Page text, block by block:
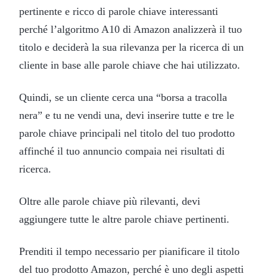
pertinente e ricco di parole chiave interessanti
perché l’algoritmo A10 di Amazon analizzerà il tuo
titolo e deciderà la sua rilevanza per la ricerca di un
cliente in base alle parole chiave che hai utilizzato.
Quindi, se un cliente cerca una “borsa a tracolla
nera” e tu ne vendi una, devi inserire tutte e tre le
parole chiave principali nel titolo del tuo prodotto
affinché il tuo annuncio compaia nei risultati di
ricerca.
Oltre alle parole chiave più rilevanti, devi
aggiungere tutte le altre parole chiave pertinenti.
Prenditi il tempo necessario per pianificare il titolo
del tuo prodotto Amazon, perché è uno degli aspetti